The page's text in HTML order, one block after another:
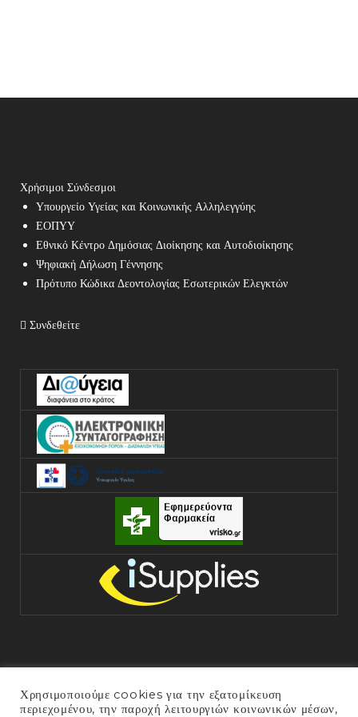
Χρήσιμοι Σύνδεσμοι
Υπουργείο Υγείας και Κοινωνικής Αλληλεγγύης
ΕΟΠΥΥ
Εθνικό Κέντρο Δημόσιας Διοίκησης και Αυτοδιοίκησης
Ψηφιακή Δήλωση Γέννησης
Πρότυπο Κώδικα Δεοντολογίας Εσωτερικών Ελεγκτών
Συνδεθείτε
Χρησιμοποιούμε cookies για την εξατομίκευση
περιεχομένου, την παροχή λειτουργιών κοινωνικών μέσων,